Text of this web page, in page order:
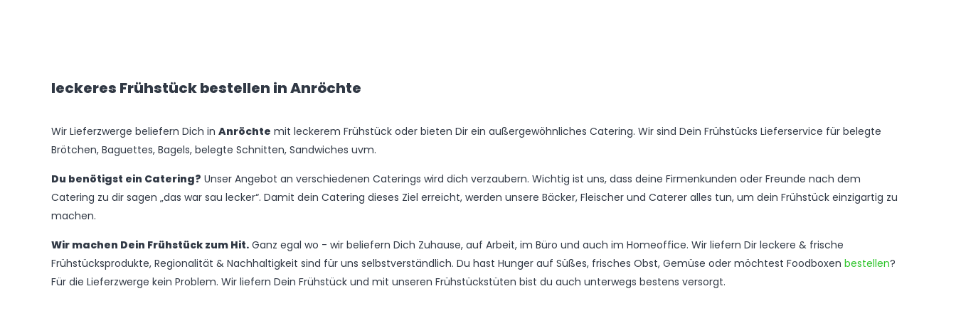
leckeres Frühstück bestellen in Anröchte
Wir Lieferzwerge beliefern Dich in Anröchte mit leckerem Frühstück oder bieten Dir ein außergewöhnliches Catering. Wir sind Dein Frühstücks Lieferservice für belegte
Brötchen, Baguettes, Bagels, belegte Schnitten, Sandwiches uvm.
Du benötigst ein Catering? Unser Angebot an verschiedenen Caterings wird dich verzaubern. Wichtig ist uns, dass deine Firmenkunden oder Freunde nach dem
Catering zu dir sagen „das war sau lecker“. Damit dein Catering dieses Ziel erreicht, werden unsere Bäcker, Fleischer und Caterer alles tun, um dein Frühstück einzigartig zu
machen.
Wir machen Dein Frühstück zum Hit. Ganz egal wo - wir beliefern Dich Zuhause, auf Arbeit, im Büro und auch im Homeoffice. Wir liefern Dir leckere & frische
Frühstücksprodukte, Regionalität & Nachhaltigkeit sind für uns selbstverständlich. Du hast Hunger auf Süßes, frisches Obst, Gemüse oder möchtest Foodboxen bestellen?
Für die Lieferzwerge kein Problem. Wir liefern Dein Frühstück und mit unseren Frühstückstüten bist du auch unterwegs bestens versorgt.